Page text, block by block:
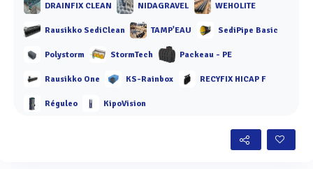
DRAINFIX CLEAN NIDAGRAVEL WEHOLITE
Rausikko SediClean TAMP'EAU SediPipe Basic
Polystorm StormTech Packeau - PE
Rausikko One KS-Rainbox RECYFIX HICAP F
Réguleo KipoVision